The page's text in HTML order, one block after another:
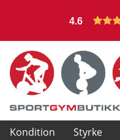
4.6
Kondition Styrke